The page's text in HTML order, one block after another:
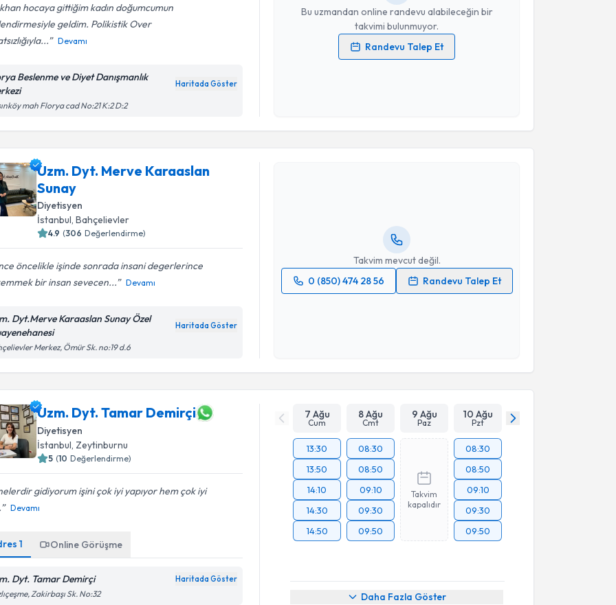
hocaya gittiğim kadın doğumcumun
geldim. Polikistik Over
Devamı
Beslenme ve Diyet Danışmanlık
Haritada Göster
mah Florya cad No:21 K:2 D:2
Bu uzmandan online randevu alabileceğin bir
takvimi bulunmuyor.
Randevu Talep Et
Kişisel verilerimin işlenmesine ilişkinAydınlatma Metni
Takvim Talebini Gönder
Uzm. Dyt. Merve Karaaslan
Sunay
Diyetisyen
İstanbul , Bahçelievler
4.9 (306 Değerlendirme)
öncelikle işinde sonrada insani degerlerince
bir insan sevecen...
Devamı
Dyt.Merve Karaaslan Sunay Özel
Haritada Göster
Merkez, Ömür Sk. no:19 d.6
Takvim mevcut değil.
0 (850) 474 28 56
Randevu Talep Et
Randevu Takvimi Talebi
Takvim Talebini Gönder
Uzm. Dyt. Tamar Demirçi
Diyetisyen
İstanbul , Zeytinburnu
5 (10 Değerlendirme)
gidiyorum işini çok iyi yapıyor hem çok iyi
Devamı
1 Online Görüşme
Dyt. Tamar Demirçi Haritada Göster
Zakirbaşı Sk. No:32
7 Ağu
Cum
8 Ağu
Cmt
9 Ağu
Paz
10 Ağu
Pzt
13:30
13:50
14:10
14:30
14:50
08:30
08:50
09:10
09:30
09:50
Takvim
kapalıdır
08:30
08:50
09:10
09:30
09:50
Daha Fazla Göster
Randevu Takvimi Talebi